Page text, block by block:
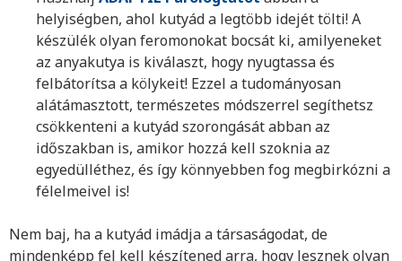
helyiségben, ahol kutyád a legtöbb idejét tölti! A
készülék olyan feromonokat bocsát ki, amilyeneket
az anyakutya is kiválaszt, hogy nyugtassa és
felbátorítsa a kölykeit! Ezzel a tudományosan
alátámasztott, természetes módszerrel segíthetsz
csökkenteni a kutyád szorongását abban az
időszakban is, amikor hozzá kell szoknia az
egyedülléthez, és így könnyebben fog megbirkózni a
félelmeivel is!
Nem baj, ha a kutyád imádja a társaságodat, de
mindenképp fel kell készítened arra, hogy lesznek olyan